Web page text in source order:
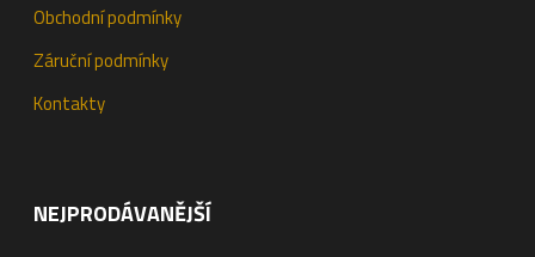
Obchodní podmínky
Záruční podmínky
Kontakty
NEJPRODÁVANĚJŠÍ